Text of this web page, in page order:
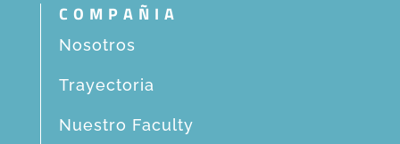
COMPAÑIA
Nosotros
Trayectoria
Nuestro Faculty